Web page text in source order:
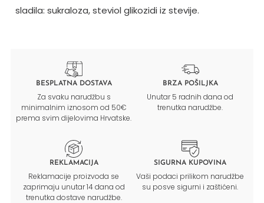
sladila: sukraloza, steviol glikozidi iz stevije.
BESPLATNA DOSTAVA
Za svaku narudžbu s
minimalnim iznosom od 50€
prema svim dijelovima Hrvatske.
BRZA POŠILJKA
Unutar 5 radnih dana od
trenutka narudžbe.
REKLAMACIJA
Reklamacije proizvoda se
zaprimaju unutar 14 dana od
trenutka dostave narudžbe.
SIGURNA KUPOVINA
Vaši podaci prilikom narudžbe
su posve sigurni i zaštićeni.